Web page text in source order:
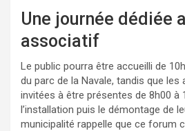
Une journée dédiée
associatif
Le public pourra être accueilli de
du parc de la Navale, tandis que
invitées à être présentes de 8h00 à
l’installation puis le démontage de
municipalité rappelle que ce forum